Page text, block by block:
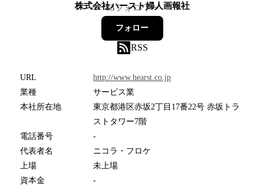
株式会社ハースト婦人画報社
83フォロワー
フォロー
RSS
URL
http://www.hearst.co.jp
業種
サービス業
本社所在地
東京都港区赤坂2丁目17番22号 赤坂トラ
ストタワー7階
電話番号
-
代表者名
ニコラ・フロケ
上場
未上場
資本金
-